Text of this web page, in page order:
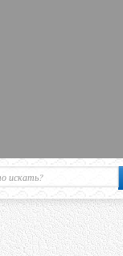
Вход на сайт